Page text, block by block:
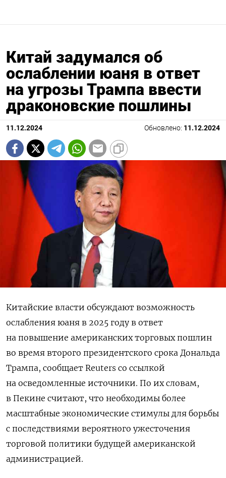
Китай задумался об
ослаблении юаня в ответ
на угрозы Трампа ввести
драконовские пошлины
11.12.2024 Обновлено: 11.12.2024
Китайские власти обсуждают возможность
ослабления юаня в 2025 году в ответ
на повышение американских торговых пошлин
во время второго президентского срока Дональда
Трампа, сообщает Reuters со ссылкой
на осведомленные источники. По их словам,
в Пекине считают, что необходимы более
масштабные экономические стимулы для борьбы
с последствиями вероятного ужесточения
торговой политики будущей американской
администрацией.